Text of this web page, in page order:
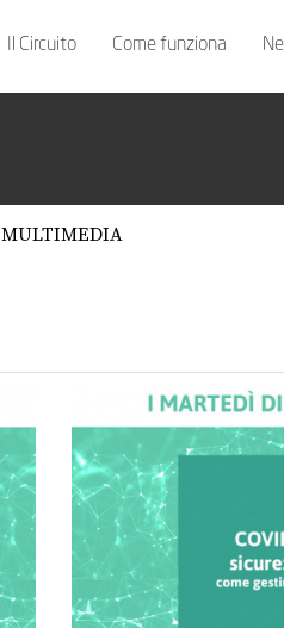
Il Circuito Come funziona
MULTIMEDIA